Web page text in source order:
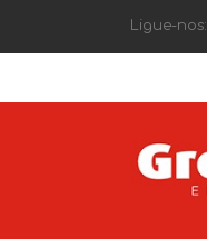
Ligue-nos: